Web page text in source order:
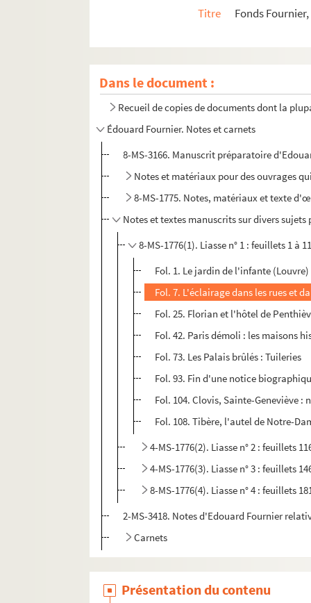
Titre
Fonds
Dans le document :
Recueil de copies de documents dont la
Édouard Fournier. Notes et carnets
8-MS-3166. Manuscrit préparatoire
Notes et matériaux pour des ouvrages
8-MS-1775. Notes, matériaux et texte
Notes et textes manuscrits sur divers sujets
8-​MS-1776(1). Liasse n° 1 : feuillets 1 à
Fol. 1. Le jardin de l'infante (Louvre)
Fol. 7. L'éclairage dans les rues et
Fol. 25. Florian et l'hôtel de
Fol. 42. Paris démoli : les maisons
Fol. 73. Les Palais brûlés : Tuileries
Fol. 93. Fin d'une notice
Fol. 104. Clovis, Sainte-Geneviève
Fol. 108. Tibère, l'autel de Notre-
4-MS-1776(2). Liasse n° 2 : feuillets
4-MS-1776(3). Liasse n° 3 : feuillets
8-MS-1776(4). Liasse n° 4 : feuillets
2-MS-3418. Notes d'Edouard Fournier
Carnets
Présentation du contenu